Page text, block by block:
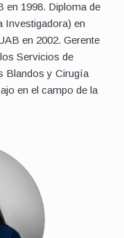
en 1998. Diploma de
Investigadora) en
en 2002. Gerente
Servicios de
Blandos y Cirugía
en el campo de la